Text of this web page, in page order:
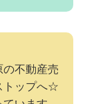
不動産売
トップへ☆